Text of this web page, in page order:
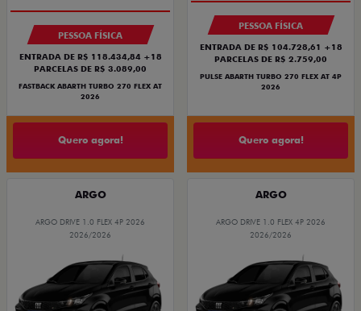
PESSOA FÍSICA
ENTRADA DE R$ 118.434,84 +18
PARCELAS DE R$ 3.089,00
FASTBACK ABARTH TURBO 270 FLEX AT
2026
Quero agora!
PESSOA FÍSICA
ENTRADA DE R$ 104.728,61 +18
PARCELAS DE R$ 2.759,00
PULSE ABARTH TURBO 270 FLEX AT 4P
2026
Quero agora!
ARGO
ARGO DRIVE 1.0 FLEX 4P 2026
2026/2026
ARGO
ARGO DRIVE 1.0 FLEX 4P 2026
2026/2026